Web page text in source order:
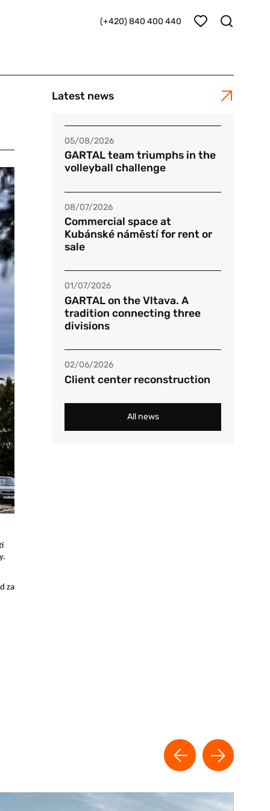
(+420) 840 400 440
za
Latest news
05/08/2026
GARTAL team triumphs in the
volleyball challenge
08/07/2026
Commercial space at
Kubánské náměstí for rent or
sale
01/07/2026
GARTAL on the Vltava. A
tradition connecting three
divisions
02/06/2026
Client center reconstruction
All news